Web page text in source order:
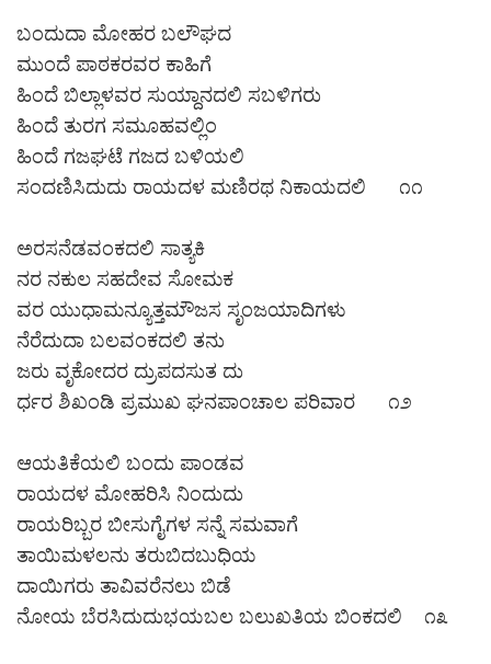
ಬಂದುದಾ ಮೋಹರ ಬಲೌಘದ
ಮುಂದೆ ಪಾಠಕರವರ ಕಾಹಿಗೆ
ಹಿಂದೆ ಬಿಲ್ಲಾಳವರ ಸುಯ್ದಾನದಲಿ ಸಬಳಿಗರು
ಹಿಂದೆ ತುರಗ ಸಮೂಹವಲ್ಲಿಂ
ಹಿಂದೆ ಗಜಘಟೆ ಗಜದ ಬಳಿಯಲಿ
ಸಂದಣಿಸಿದುದು ರಾಯದಳ ಮಣಿರಥ ನಿಕಾಯದಲಿ ೧೧
ಅರಸನೆಡವಂಕದಲಿ ಸಾತ್ಯಕಿ
ನರ ನಕುಲ ಸಹದೇವ ಸೋಮಕ
ವರ ಯುಧಾಮನ್ಯೂತ್ತಮೌಜಸ ಸೃಂಜಯಾದಿಗಳು
ನೆರೆದುದಾ ಬಲವಂಕದಲಿ ತನು
ಜರು ವೃಕೋದರ ದ್ರುಪದಸುತ ದು
ರ್ಧರ ಶಿಖಂಡಿ ಪ್ರಮುಖ ಘನಪಾಂಚಾಲ ಪರಿವಾರ ೧೨
ಆಯತಿಕೆಯಲಿ ಬಂದು ಪಾಂಡವ
ರಾಯದಳ ಮೋಹರಿಸಿ ನಿಂದುದು
ರಾಯರಿಬ್ಬರ ಬೀಸುಗೈಗಳ ಸನ್ನೆ ಸಮವಾಗೆ
ತಾಯಿಮಳಲನು ತರುಬಿದಬುಧಿಯ
ದಾಯಿಗರು ತಾವಿವರೆನಲು ಬಿಡೆ
ನೋಯ ಬೆರಸಿದುದುಭಯಬಲ ಬಲುಖತಿಯ ಬಿಂಕದಲಿ ೧೩